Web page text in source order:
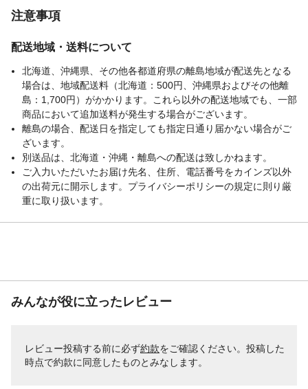
注意事項
配送地域・送料について
北海道、沖縄県、その他各都道府県の離島地域が配送先となる
場合は、地域配送料（北海道：500円、沖縄県およびその他離
島：1,700円）がかかります。これら以外の配送地域でも、一部
商品において追加送料が発生する場合がございます。
離島の場合、配送日を指定しても指定日通り届かない場合がご
ざいます。
別送品は、北海道・沖縄・離島への配送は致しかねます。
ご入力いただいたお届け先名、住所、電話番号をカインズ以外
の出荷元に開示します。プライバシーポリシーの規定に則り厳
重に取り扱います。
みんなが役に立ったレビュー
レビュー投稿する前に必ず約款をご確認ください。投稿した
時点で約款に同意したものとみなします。